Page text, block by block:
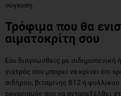
σύγχυση.
Τρόφιμα που θα
αιματοκρίτη σου
Εάν διαγνωσθείς με σιδηροπενική
γιατρός σου μπορεί να κρίνει ότι
σιδήρου, βιταμίνης Β12 ή
οργανισμός σου να ανταπεξέλθει